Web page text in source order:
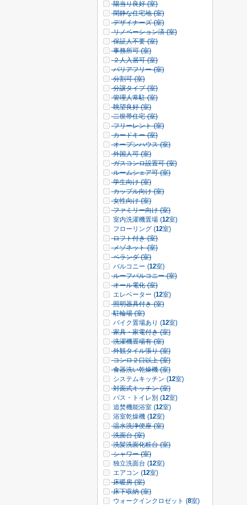
陽当り良好 (室)
閑静な住宅地 (室)
デザイナーズ (室)
リノベーション済 (室)
保証人不要 (室)
事務所可 (室)
２人入居可 (室)
バリアフリー (室)
分割可 (室)
分譲タイプ (室)
管理人常駐 (室)
眺望良好 (室)
二世帯住宅 (室)
フリーレント (室)
カードキー (室)
オープンハウス (室)
外国人可 (室)
ガスコンロ設置可 (室)
ルームシェア可 (室)
学生向け (室)
カップル向け (室)
女性向け (室)
ファミリー向け (室)
室内洗濯機置場 (12室)
フローリング (12室)
ロフト付き (室)
メゾネット (室)
ベランダ (室)
バルコニー (12室)
ルーフバルコニー (室)
オール電化 (室)
エレベーター (12室)
照明器具付き (室)
駐輪場 (室)
バイク置場あり (12室)
家具・家電付き (室)
洗濯機置場有 (室)
外観タイル張り (室)
コンロ２口以上 (室)
食器洗い乾燥機 (室)
システムキッチン (12室)
対面式キッチン (室)
バス・トイレ別 (12室)
追焚機能浴室 (12室)
浴室乾燥機 (12室)
温水洗浄便座 (室)
洗面台 (室)
洗髪洗面化粧台 (室)
シャワー (室)
独立洗面台 (12室)
エアコン (12室)
床暖房 (室)
床下収納 (室)
ウォークインクロゼット (8室)